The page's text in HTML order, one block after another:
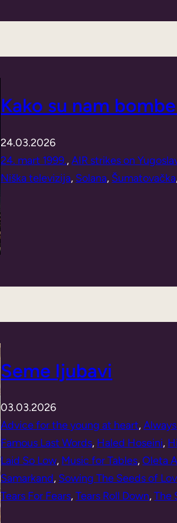
Kako su nam
24.03.2026
24. mart 1999., AIR strikes on
Niška televizija, Solana, Šumatovačka
Seme ljubavi
03.03.2026
Advice for the young at heart,
Famous Last Words, Haled Hoseini,
Laid So Low, Music for Tables, Oleta
Samarkand, Sowing The Seeds of
Tears For Fears, Tears Roll Down, The